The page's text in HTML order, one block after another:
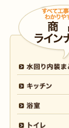
2026年4月6日
2026年4月6日
2026年3月25日
2026年3月12日
2026年3月12日
2026年3月5日
2026年3月2日
2026年2月23日